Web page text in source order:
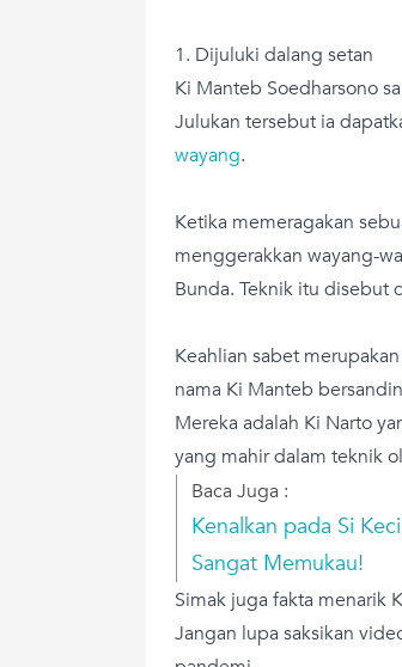
1. Dijuluki dalang setan
Ki Manteb Soedharsono
Julukan tersebut ia
wayang.
Ketika memeragakan
menggerakkan wayang-
Bunda. Teknik itu disebut
Keahlian sabet
nama Ki Manteb
Mereka adalah Ki Narto
yang mahir dalam teknik
Baca Juga :
Kenalkan pada Si
Sangat Memukau!
Simak juga fakta menarik
Jangan lupa saksikan